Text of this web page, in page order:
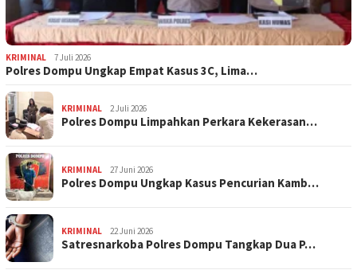
KRIMINAL 7 Juli 2026
Polres Dompu Ungkap Empat Kasus 3C, Lima…
KRIMINAL 2 Juli 2026
Polres Dompu Limpahkan Perkara Kekerasan…
KRIMINAL 27 Juni 2026
Polres Dompu Ungkap Kasus Pencurian Kamb…
KRIMINAL 22 Juni 2026
Satresnarkoba Polres Dompu Tangkap Dua P…